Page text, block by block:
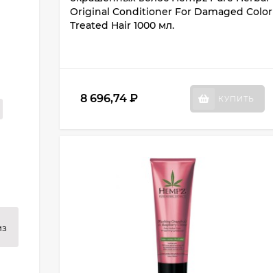
Original Conditioner For Damaged Color
Treated Hair 1000 мл.
8 696,74 ₽ КУПИТЬ